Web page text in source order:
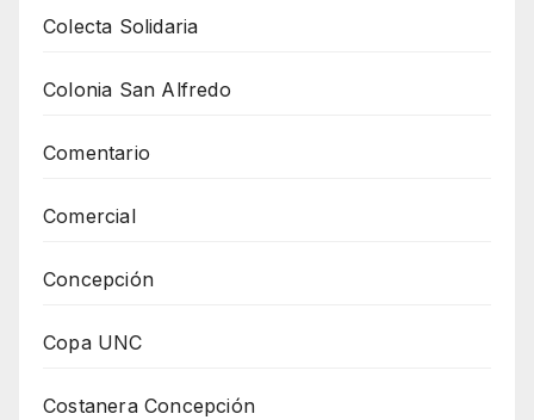
Colecta Solidaria
Colonia San Alfredo
Comentario
Comercial
Concepción
Copa UNC
Costanera Concepción